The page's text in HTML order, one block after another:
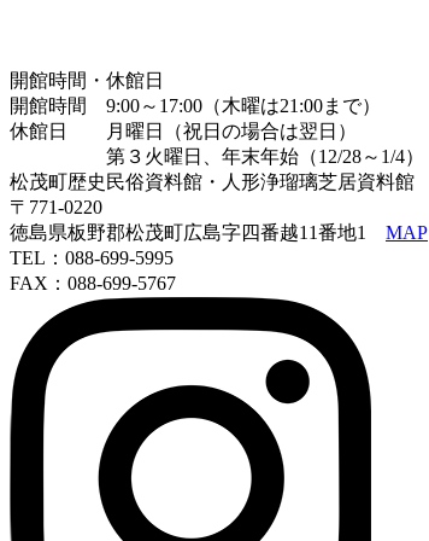
開館時間・休館日
開館時間 9:00～17:00（木曜は21:00まで）
休館日 月曜日（祝日の場合は翌日）
第３火曜日、年末年始（12/28～1/4）
松茂町歴史民俗資料館・人形浄瑠璃芝居資料館
〒771-0220
徳島県板野郡松茂町広島字四番越11番地1 MAP
TEL：088-699-5995
FAX：088-699-5767